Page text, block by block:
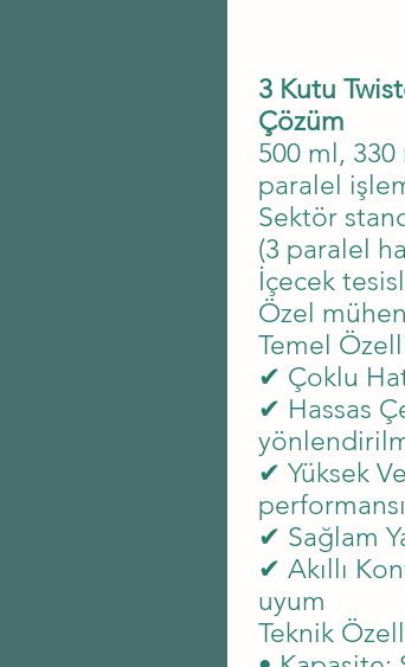
3 Kutu
Çözüm
500 ml,
paralel
Sektör
(3 paralel
İçecek
Özel
Temel
✔ Çoklu
✔ Hassas
✔ Yüksek
performansı
✔ Sağlam
✔ Akıllı
uyum
Teknik